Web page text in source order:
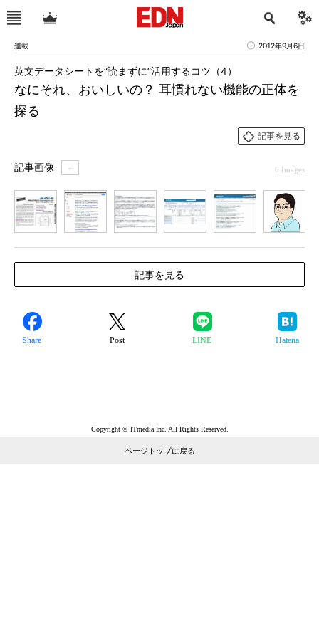
連載 2012年9月6日
なにそれ、おいしいの？ 耳慣れない機能の正体を
探る
英文データシートを“読まずに”活用するコツ（4）
記事を見る
記事画像 ＋ 6 Images
記事を見る
Share Post LINE Hatena
Copyright © ITmedia Inc. All Rights Reserved.
ページトップに戻る